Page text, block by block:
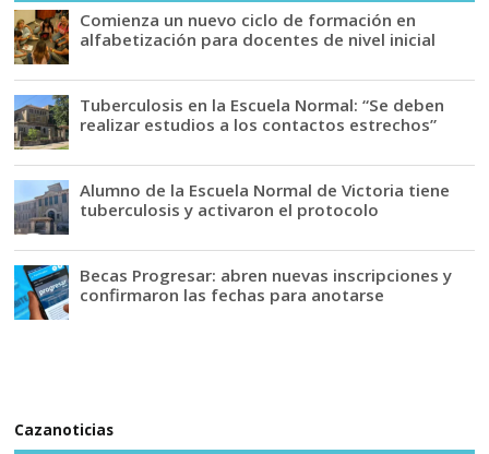
Comienza un nuevo ciclo de formación en
alfabetización para docentes de nivel inicial
Tuberculosis en la Escuela Normal: “Se deben
realizar estudios a los contactos estrechos”
Alumno de la Escuela Normal de Victoria tiene
tuberculosis y activaron el protocolo
Becas Progresar: abren nuevas inscripciones y
confirmaron las fechas para anotarse
Cazanoticias